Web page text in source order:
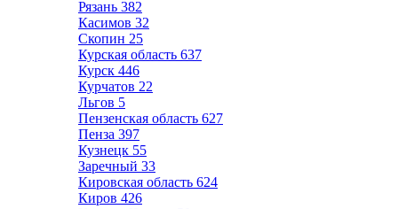
Рязань 382
Касимов 32
Скопин 25
Курская область 637
Курск 446
Курчатов 22
Льгов 5
Пензенская область 627
Пенза 397
Кузнецк 55
Заречный 33
Кировская область 624
Киров 426